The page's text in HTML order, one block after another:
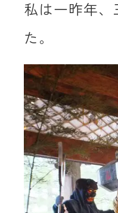
私は一昨年
た。